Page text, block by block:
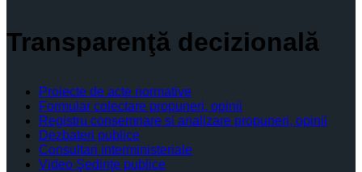
Transparenţă decizională
Proiecte de acte normative
Formular colectare propuneri, opinii
Registru consemnare si analizare propuneri, opinii
Dezbateri publice
Consultari interministeriale
Video Şedinţe publice